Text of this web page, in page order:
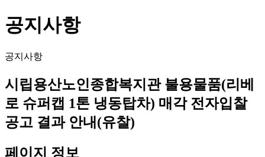
공지사항
공지사항
시립용산노인종합복지관 불용물품(리베
로 슈퍼캡 1톤 냉동탑차) 매각 전자입찰
공고 결과 안내(유찰)
페이지 정보